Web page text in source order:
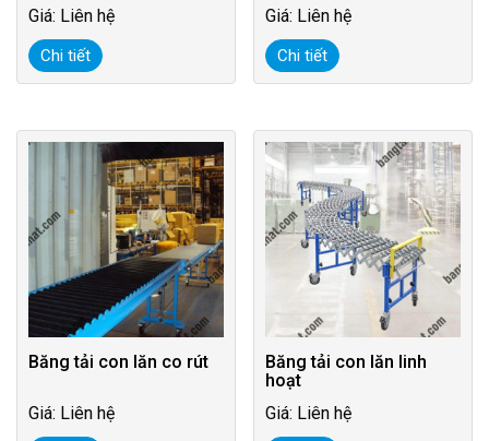
Giá: Liên hệ
Chi tiết
Giá: Liên hệ
Chi tiết
Băng tải con lăn co rút
Giá: Liên hệ
Băng tải con lăn linh
hoạt
Giá: Liên hệ